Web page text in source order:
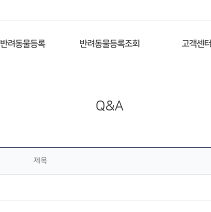
반려동물등록 반려동물등록조회 고객센터
Q&A
제목